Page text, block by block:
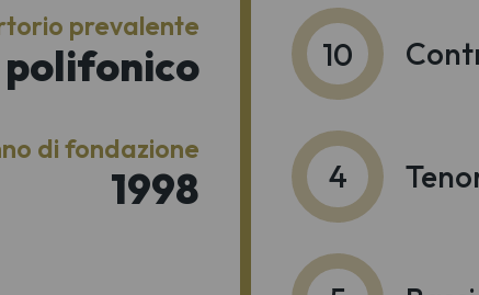
prevalente
polifonico
di fondazione
1998
10
4